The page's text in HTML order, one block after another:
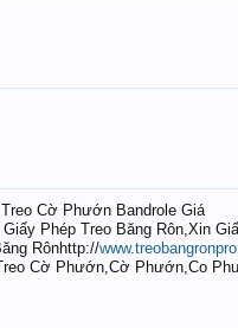
Cờ Phướn Bandrole Giá
Phép Treo Băng Rôn,Xin
Rônhttp://
Cờ Phướn,Cờ Phướn,Co